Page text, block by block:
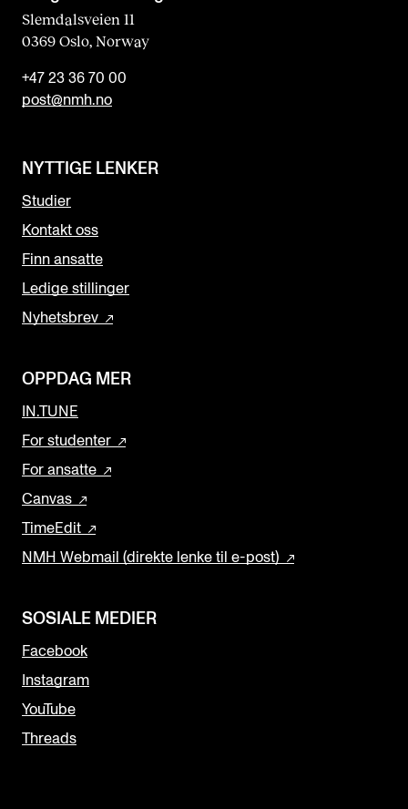
Slemdalsveien 11
0369 Oslo, Norway
+47 23 36 70 00
post@nmh.no
NYTTIGE LENKER
Studier
Kontakt oss
Finn ansatte
Ledige stillinger
Nyhetsbrev
OPPDAG MER
IN.TUNE
For studenter
For ansatte
Canvas
TimeEdit
NMH Webmail (direkte lenke til e-post)
SOSIALE MEDIER
Facebook
Instagram
YouTube
Threads